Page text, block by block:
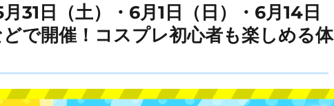
31日（土）・6月1日（日）・6月14日
どで開催！コスプレ初心者も楽しめる体